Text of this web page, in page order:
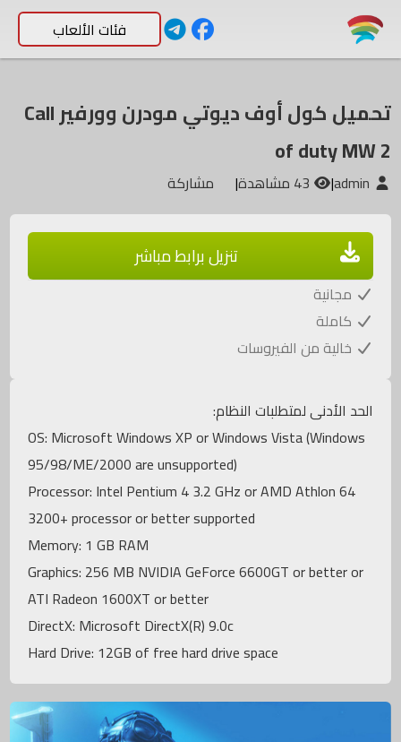
فئات الألعاب
تحميل كول أوف ديوتي مودرن وورفير Call
of duty MW 2
|
| مشاركة
تنزيل برابط مباشر
مجانية
كاملة
خالية من الفيروسات
الحد الأدنى لمتطلبات النظام:
OS: Microsoft Windows XP or Windows Vista (Windows
95/98/ME/2000 are unsupported)
Processor: Intel Pentium 4 3.2 GHz or AMD Athlon 64
3200+ processor or better supported
Memory: 1 GB RAM
Graphics: 256 MB NVIDIA GeForce 6600GT or better or
ATI Radeon 1600XT or better
DirectX: Microsoft DirectX(R) 9.0c
Hard Drive: 12GB of free hard drive space